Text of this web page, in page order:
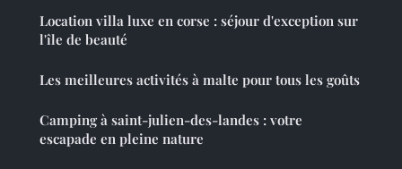
Location villa luxe en corse : séjour d'exception sur
l'île de beauté
Les meilleures activités à malte pour tous les goûts
Camping à saint-julien-des-landes : votre
escapade en pleine nature